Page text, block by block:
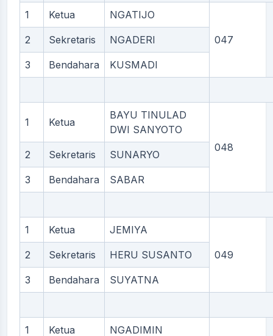
1 Ketua NGATIJO
047
2 Sekretaris NGADERI
3 Bendahara KUSMADI
1 Ketua
BAYU TINULAD
DWI SANYOTO
048
2 Sekretaris SUNARYO
3 Bendahara SABAR
1 Ketua JEMIYA
049
2 Sekretaris HERU SUSANTO
3 Bendahara SUYATNA
1 Ketua NGADIMIN